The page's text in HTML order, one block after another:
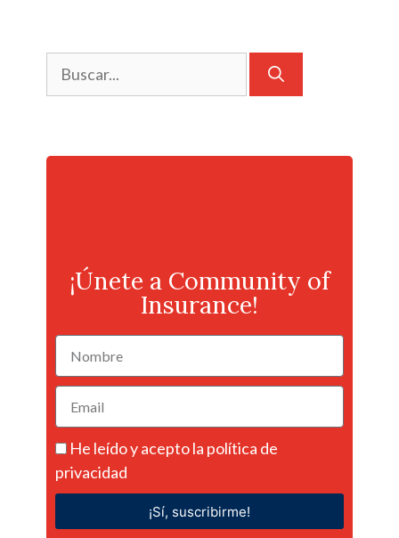
¡Únete a Community of
Insurance!
He leído y acepto la política de
privacidad
¡Sí, suscribirme!